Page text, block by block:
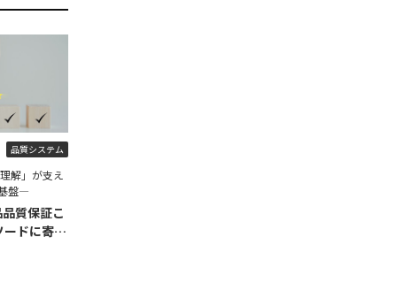
品質システム
解」が支え
盤―
質保証こ
ドに寄せ